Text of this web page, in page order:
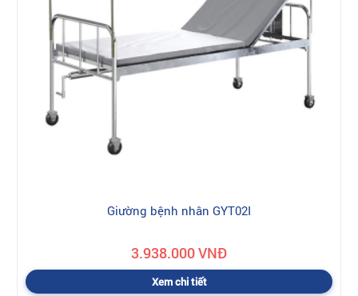
Giường bệnh nhân GYT02I
3.938.000 VNĐ
Xem chi tiết